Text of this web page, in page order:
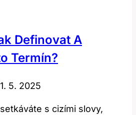
Definovat A
Termín?
5. 2025
s cizími ​slovy,